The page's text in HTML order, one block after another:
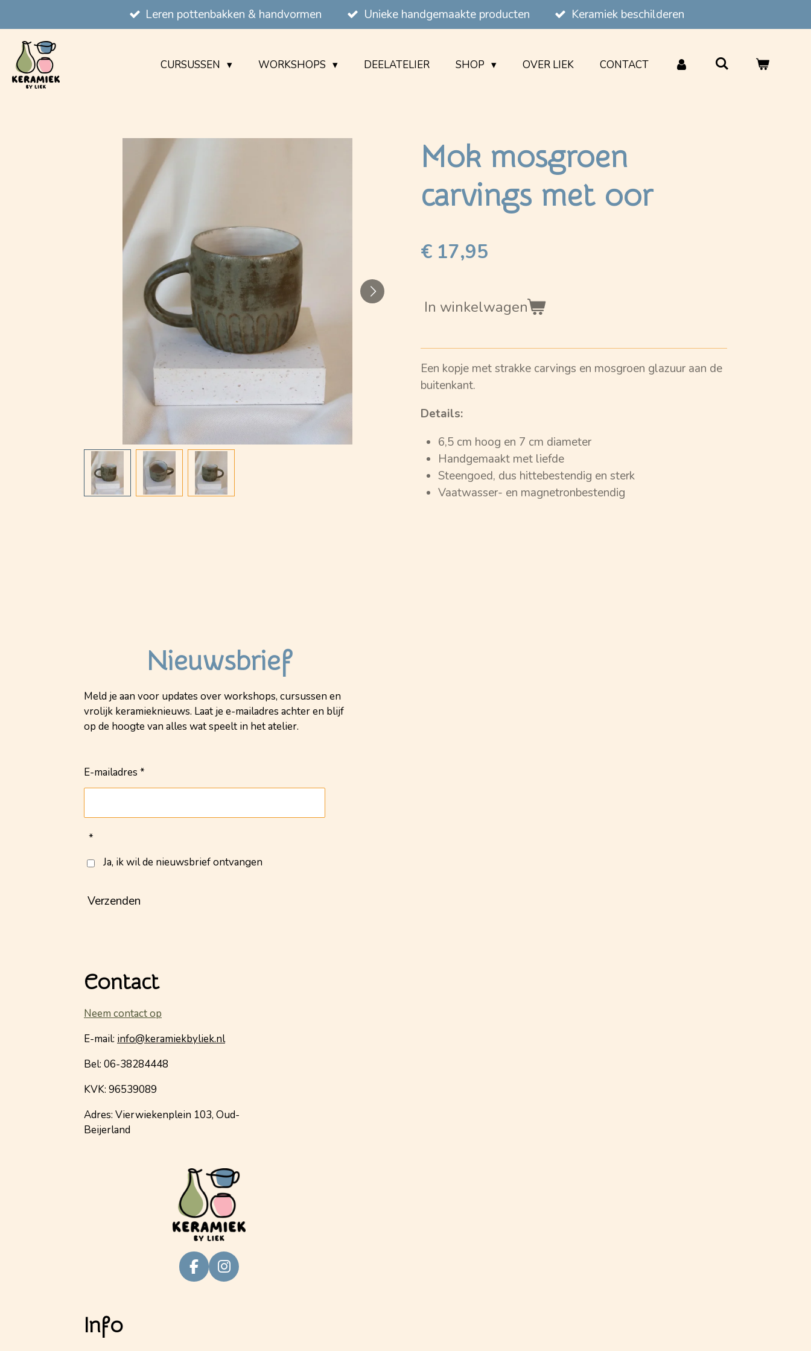
direct
naar
de
hoofdinhoud
Leren pottenbakken & handvormen Unieke handgemaakte producten Keramiek beschilderen
CURSUSSEN WORKSHOPS DEELATELIER SHOP OVER LIEK CONTACT
Mok mosgroen
carvings met oor
€ 17,95
In winkelwagen
Een kopje met strakke carvings en mosgroen glazuur aan de
buitenkant.
Details:
6,5 cm hoog en 7 cm diameter
Handgemaakt met liefde
Steengoed, dus hittebestendig en sterk
Vaatwasser- en magnetronbestendig
Nieuwsbrief
Meld je aan voor updates over workshops, cursussen en
vrolijk keramieknieuws. Laat je e-mailadres achter en blijf
op de hoogte van alles wat speelt in het atelier.
E-mailadres *
*
Ja, ik wil de nieuwsbrief ontvangen
Verzenden
Contact
Neem contact op
E-mail: info@keramiekbyliek.nl
Bel: 06-38284448
KVK: 96539089
Adres: Vierwiekenplein 103, Oud-
Beijerland
F
a
I
n
Info